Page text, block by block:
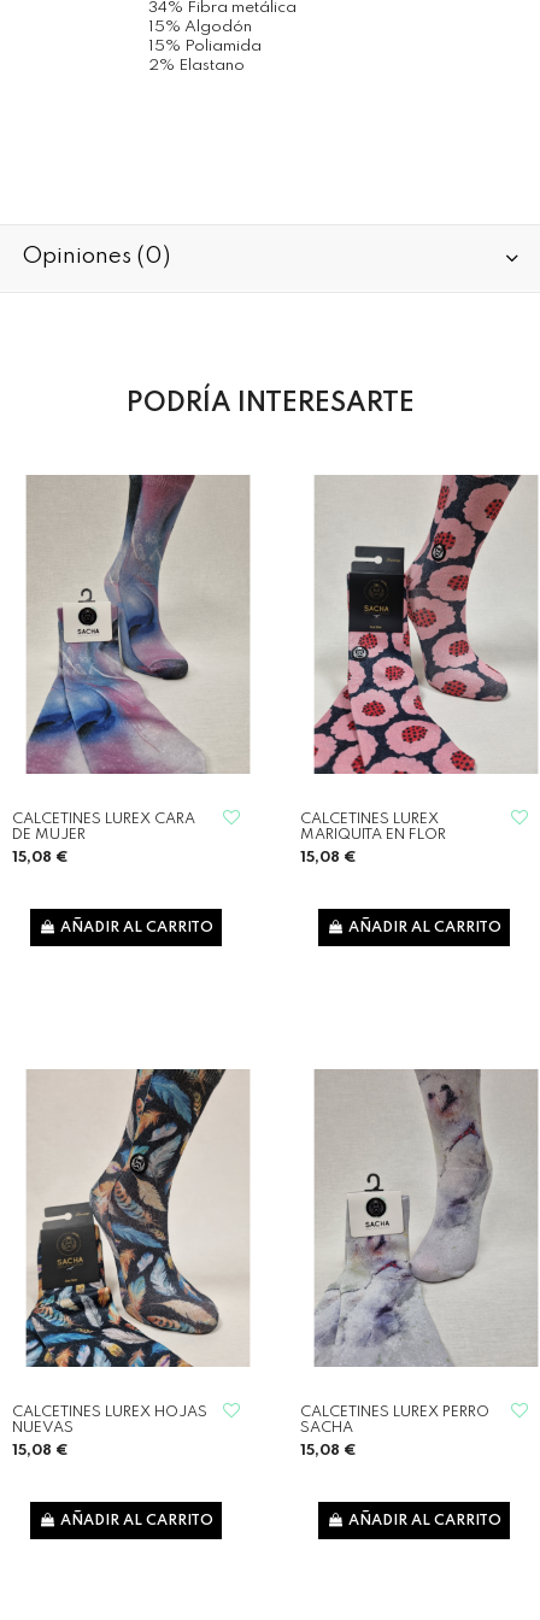
34% Fibra metálica
15% Algodón
15% Poliamida
2% Elastano
Opiniones (0)
PODRÍA INTERESARTE
CALCETINES LUREX CARA
DE MUJER
15,08 €
AÑADIR AL CARRITO
CALCETINES LUREX
MARIQUITA EN FLOR
15,08 €
AÑADIR AL CARRITO
CALCETINES LUREX HOJAS
NUEVAS
15,08 €
AÑADIR AL CARRITO
CALCETINES LUREX PERRO
SACHA
15,08 €
AÑADIR AL CARRITO